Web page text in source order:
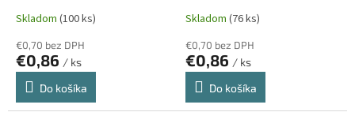
Skladom (100 ks)
€0,70 bez DPH
€0,86 / ks
Do košíka
Skladom (76 ks)
€0,70 bez DPH
€0,86 / ks
Do košíka